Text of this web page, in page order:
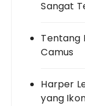
Sangat
Tentang
Camus
Harper
yang